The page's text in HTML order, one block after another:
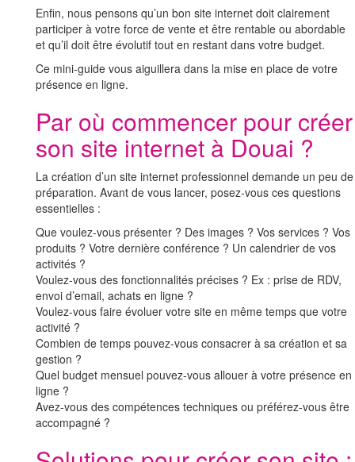
Enfin, nous pensons qu’un bon site internet doit clairement
participer à votre force de vente et être rentable ou abordable
et qu’il doit être évolutif tout en restant dans votre budget.
Ce mini-guide vous aiguillera dans la mise en place de votre
présence en ligne.
Par où commencer pour créer
son site internet à Douai ?
La création d’un site internet professionnel demande un peu de
préparation. Avant de vous lancer, posez-vous ces questions
essentielles :
Que voulez-vous présenter ? Des images ? Vos services ? Vos
produits ? Votre dernière conférence ? Un calendrier de vos
activités ?
Voulez-vous des fonctionnalités précises ? Ex : prise de RDV,
envoi d’email, achats en ligne ?
Voulez-vous faire évoluer votre site en même temps que votre
activité ?
Combien de temps pouvez-vous consacrer à sa création et sa
gestion ?
Quel budget mensuel pouvez-vous allouer à votre présence en
ligne ?
Avez-vous des compétences techniques ou préférez-vous être
accompagné ?